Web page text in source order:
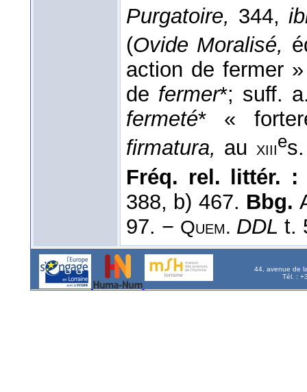
Purgatoire, 344,
(Ovide Moralisé,
action de fermer
de fermer*; suff.
fermeté* «
firmatura, au xiiie
Fréq. rel. littér. :
388, b) 467. Bbg.
97. − Quem. DDL t.
44, avenue de
Tél. :